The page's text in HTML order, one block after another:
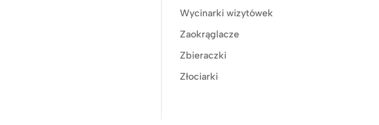
Wycinarki wizytówek
Zaokrąglacze
Zbieraczki
Złociarki